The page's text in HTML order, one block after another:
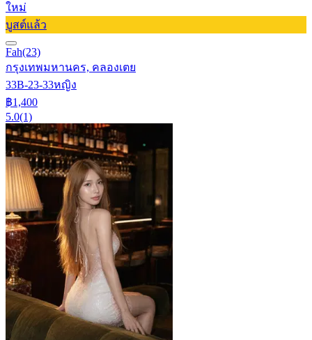
ใหม่
บูสต์แล้ว
Fah(23)
กรุงเทพมหานคร, คลองเตย
33B-23-33หญิง
฿1,400
5.0(1)